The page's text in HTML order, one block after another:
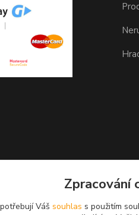
Zpracování
Váš souhlas s použitím